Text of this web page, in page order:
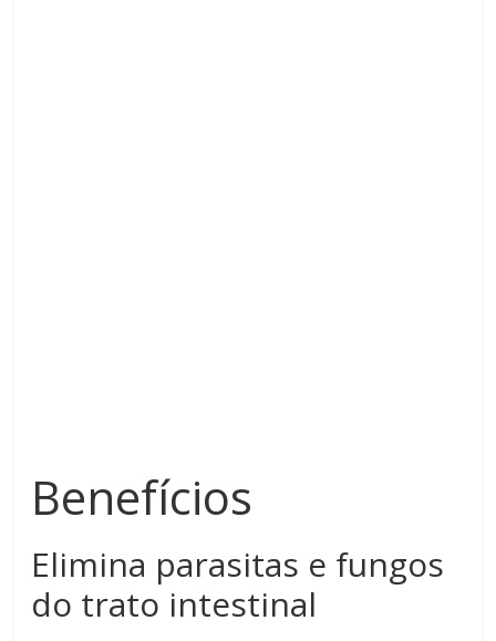
Benefícios
Elimina parasitas e fungos
do trato intestinal